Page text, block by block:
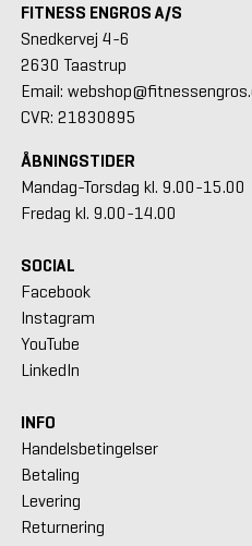
FITNESS ENGROS A/S
Snedkervej 4-6
2630 Taastrup
Email:
CVR: 21830895
ÅBNINGSTIDER
Mandag-Torsdag kl. 9.00-15.00
Fredag kl. 9.00-14.00
SOCIAL
Facebook
Instagram
YouTube
LinkedIn
INFO
Handelsbetingelser
Betaling
Levering
Returnering